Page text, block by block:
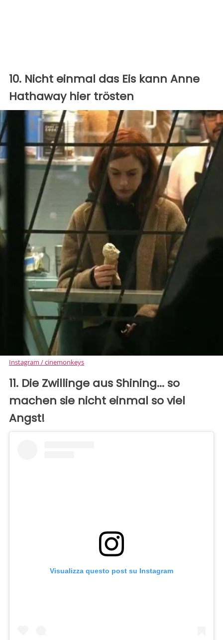
10. Nicht einmal das Eis kann Anne
Hathaway hier trösten
Instagram / cinemonkeys
11. Die Zwillinge aus Shining... so
machen sie nicht einmal so viel
Angst!
Visualizza questo post su Instagram